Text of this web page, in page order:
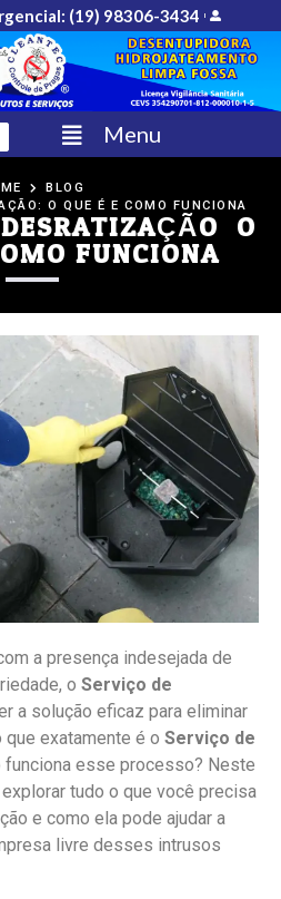
‪(19) 98306-3434
Menu
BLOG
O QUE É E COMO FUNCIONAO
FUNCIONA
a presença indesejada de
o Serviço de
a solução eficaz para eliminar
exatamente é o Serviço de
funciona esse processo? Neste
tudo o que você precisa
e como ela pode ajudar a
livre desses intrusos